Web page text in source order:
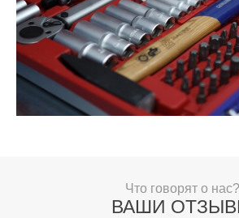
Что говорят о нас?
ВАШИ